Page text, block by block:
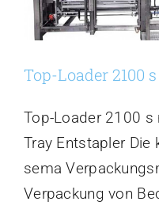
Top-Loader 2100
Top-Loader 2100
Tray Entstapler
sema
Verpackung von